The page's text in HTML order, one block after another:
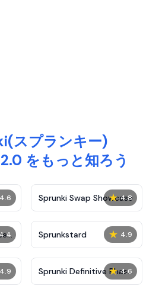
スプランキー)
をもっと知ろう
4.6 ★ 4.8
Sprunki Swap Showcase
★ 4.9
Sprunkstard
4.9 ★ 4.6
Sprunki Definitive Phase
7